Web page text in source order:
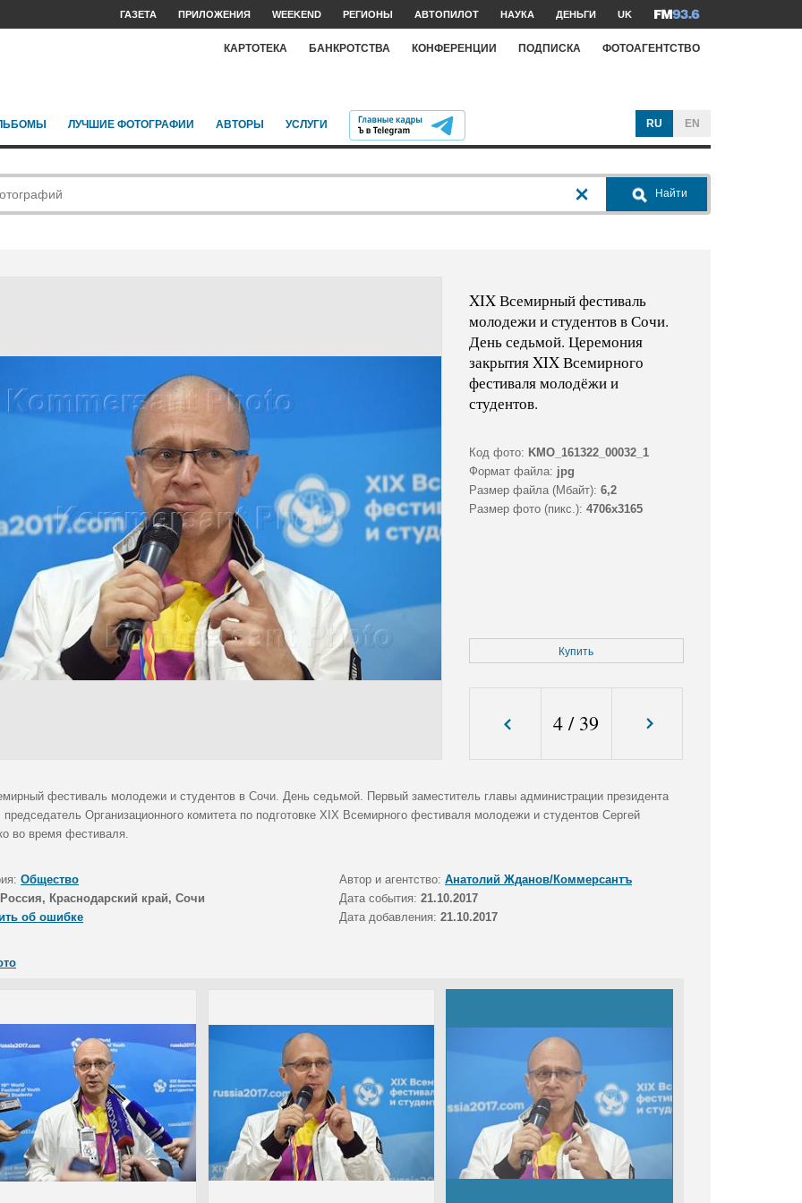
ГАЗЕТА ПРИЛОЖЕНИЯ WEEKEND РЕГИОНЫ АВТОПИЛОТ НАУКА ДЕНЬГИ UK
КАРТОТЕКА БАНКРОТСТВА КОНФЕРЕНЦИИ ПОДПИСКА ФОТОАГЕНТСТВО
ЛУЧШИЕ ФОТОГРАФИИ АВТОРЫ УСЛУГИ RU EN
Найти
XIX Всемирный фестиваль
молодежи и студентов в Сочи.
День седьмой. Церемония
закрытия XIX Всемирного
фестиваля молодёжи и
студентов.
Код фото: KMO_161322_00032_1
Формат файла: jpg
Размер файла (Мбайт): 6,2
Размер фото (пикс.): 4706x3165
Купить
4 / 39
фестиваль молодежи и студентов в Сочи. День седьмой. Первый заместитель главы администрации президента
председатель Организационного комитета по подготовке XIX Всемирного фестиваля молодежи и студентов Сергей
во время фестиваля.
Общество Автор и агентство: Анатолий Жданов/Коммерсантъ
Россия, Краснодарский край, Сочи Дата события: 21.10.2017
об ошибке
Дата добавления: 21.10.2017